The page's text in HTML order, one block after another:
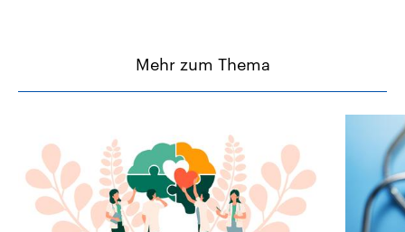
Mehr zum Thema